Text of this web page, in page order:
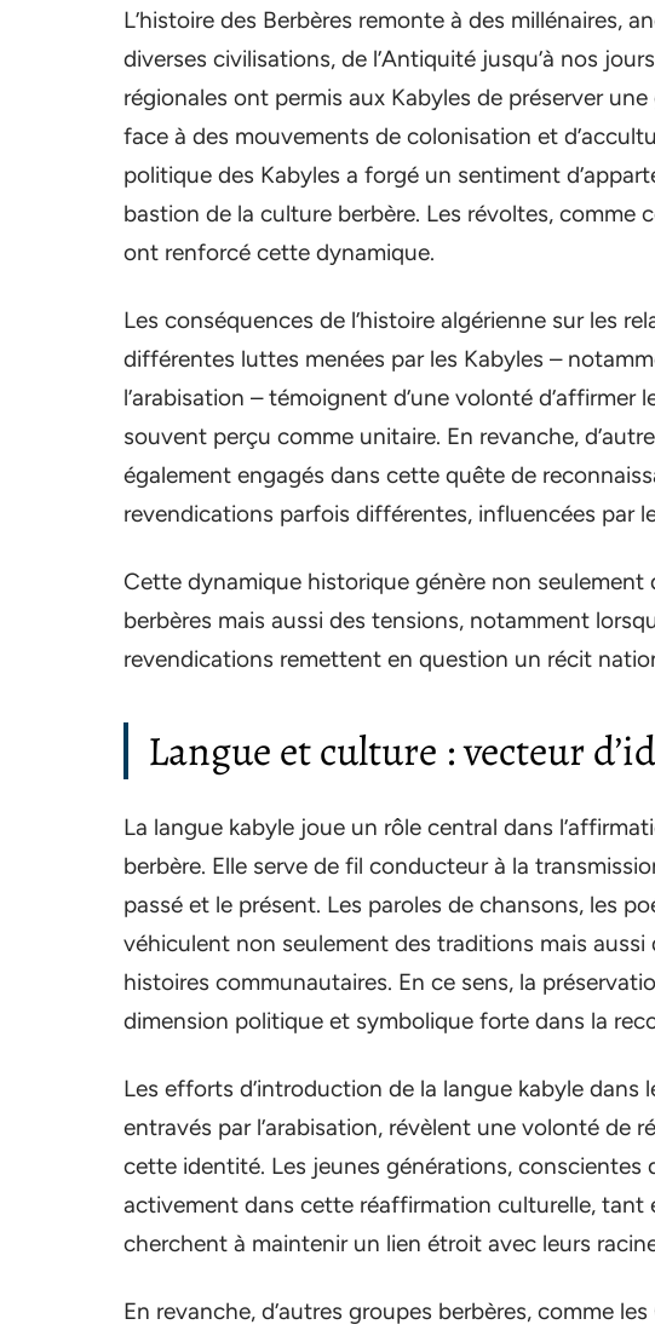
L’histoire des Berbères remonte à des millénaires,
diverses civilisations, de l’Antiquité jusqu’à nos
régionales ont permis aux Kabyles de préserver
face à des mouvements de colonisation et
politique des Kabyles a forgé un sentiment
bastion de la culture berbère. Les révoltes, comme
ont renforcé cette dynamique.
Les conséquences de l’histoire algérienne sur les
différentes luttes menées par les Kabyles –
l’arabisation – témoignent d’une volonté d’affirmer
souvent perçu comme unitaire. En revanche,
également engagés dans cette quête de
revendications parfois différentes, influencées par
Cette dynamique historique génère non
berbères mais aussi des tensions, notamment
revendications remettent en question un récit
Langue et culture : vecteur
La langue kabyle joue un rôle central dans
berbère. Elle serve de fil conducteur à la
passé et le présent. Les paroles de chansons, les
véhiculent non seulement des traditions mais
histoires communautaires. En ce sens, la
dimension politique et symbolique forte dans la
Les efforts d’introduction de la langue kabyle
entravés par l’arabisation, révèlent une volonté de
cette identité. Les jeunes générations, conscientes
activement dans cette réaffirmation culturelle, tant
cherchent à maintenir un lien étroit avec leurs
En revanche, d’autres groupes berbères, comme